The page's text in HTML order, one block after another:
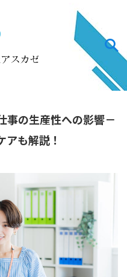
事の生産性への影響－
も解説！